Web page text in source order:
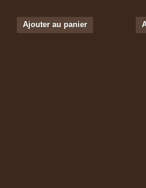
Ajouter au panier